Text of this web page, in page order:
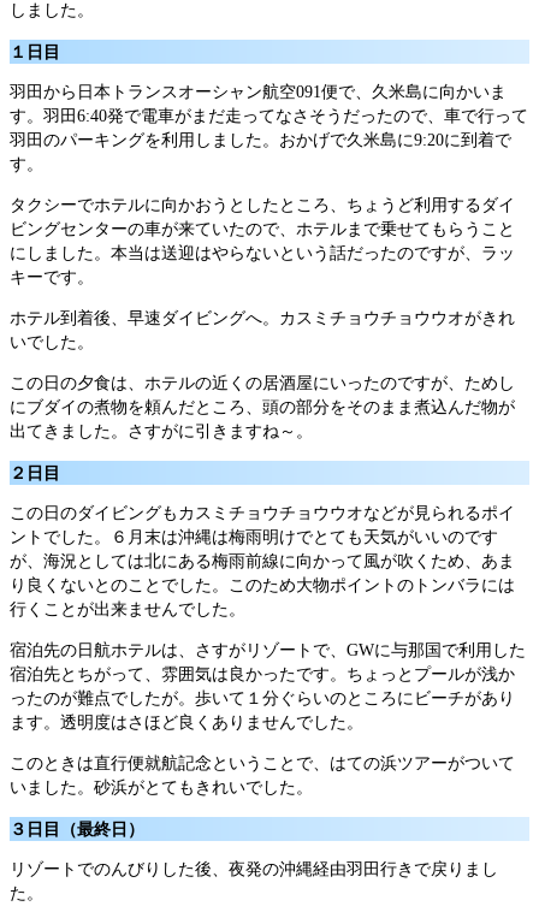
しました。
１日目
羽田から日本トランスオーシャン航空091便で、久米島に向かいま
す。羽田6:40発で電車がまだ走ってなさそうだったので、車で行って
羽田のパーキングを利用しました。おかげで久米島に9:20に到着で
す。
タクシーでホテルに向かおうとしたところ、ちょうど利用するダイ
ビングセンターの車が来ていたので、ホテルまで乗せてもらうこと
にしました。本当は送迎はやらないという話だったのですが、ラッ
キーです。
ホテル到着後、早速ダイビングへ。カスミチョウチョウウオがきれ
いでした。
この日の夕食は、ホテルの近くの居酒屋にいったのですが、ためし
にブダイの煮物を頼んだところ、頭の部分をそのまま煮込んだ物が
出てきました。さすがに引きますね～。
２日目
この日のダイビングもカスミチョウチョウウオなどが見られるポイ
ントでした。６月末は沖縄は梅雨明けでとても天気がいいのです
が、海況としては北にある梅雨前線に向かって風が吹くため、あま
り良くないとのことでした。このため大物ポイントのトンバラには
行くことが出来ませんでした。
宿泊先の日航ホテルは、さすがリゾートで、GWに与那国で利用した
宿泊先とちがって、雰囲気は良かったです。ちょっとプールが浅か
ったのが難点でしたが。歩いて１分ぐらいのところにビーチがあり
ます。透明度はさほど良くありませんでした。
このときは直行便就航記念ということで、はての浜ツアーがついて
いました。砂浜がとてもきれいでした。
３日目（最終日）
リゾートでのんびりした後、夜発の沖縄経由羽田行きで戻りまし
た。